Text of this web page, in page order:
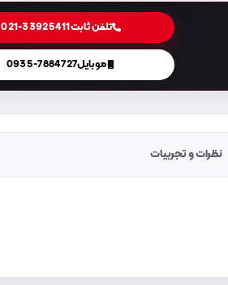
تلفن ثابت021-33925411
موبایل0935-7884727
نظرات و تجربیات